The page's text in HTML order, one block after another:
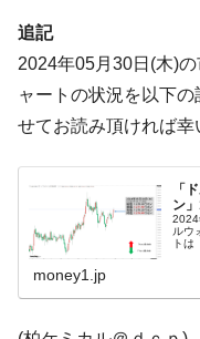
発。
『Money1』
韓国政
ャンペーン」⇒ あの名
『Money1』
韓国「
『Money1』
韓国鉄
営業利益80.2％も減少
『Money1』
米国下
にぶん殴る法案」提
追記
2024年05月30日(木)
ャートの状況を以下
せてお読み頂ければ幸
「
ン
2024
ルウ
トは
money1.jp